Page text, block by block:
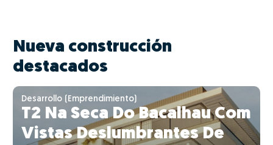
Nueva construcción
destacados
Desarrollo (Emprendimiento)
T2 Na Seca Do Bacalhau Com
Vistas Deslumbrantes De